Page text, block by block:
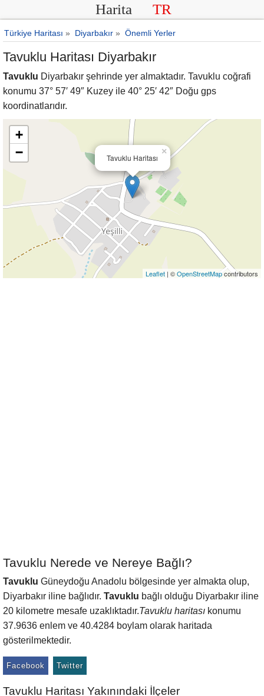
Harita TR
Türkiye Haritası » Diyarbakır » Önemli Yerler
Tavuklu Haritası Diyarbakır
Tavuklu Diyarbakır şehrinde yer almaktadır. Tavuklu coğrafi
konumu 37° 57′ 49″ Kuzey ile 40° 25′ 42″ Doğu gps
koordinatlarıdır.
Tavuklu Haritası
×
+
−
Leaflet | ©OpenStreetMapcontributors
Tavuklu Nerede ve Nereye Bağlı?
Tavuklu Güneydoğu Anadolu bölgesinde yer almakta olup,
Diyarbakır iline bağlıdır. Tavuklu bağlı olduğu Diyarbakır iline
20 kilometre mesafe uzaklıktadır.Tavuklu haritası konumu
37.9636 enlem ve 40.4284 boylam olarak haritada
gösterilmektedir.
Facebook Twitter
Tavuklu Haritası Yakınındaki İlçeler